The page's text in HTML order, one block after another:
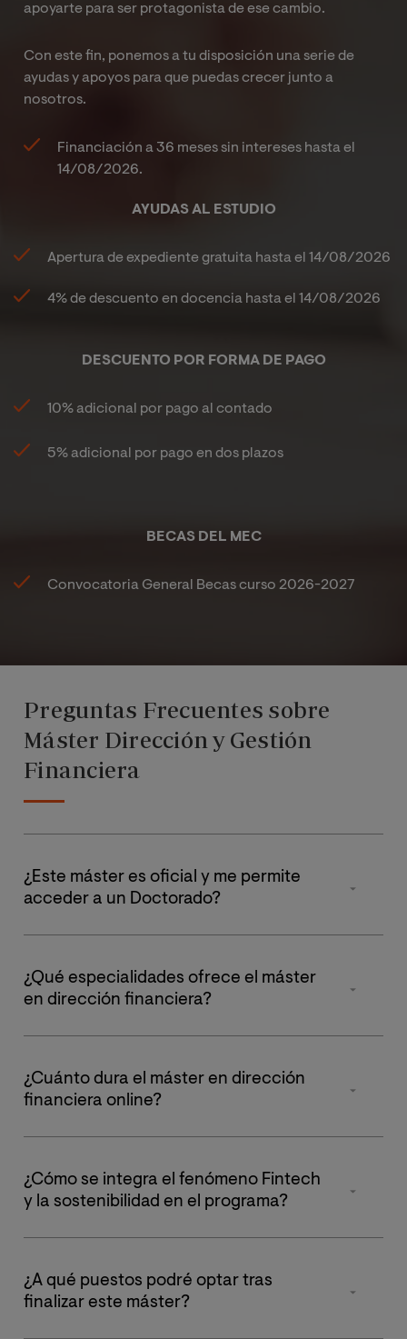
apoyarte para ser protagonista de ese cambio.
Con este fin, ponemos a tu disposición una serie de
ayudas y apoyos para que puedas crecer junto a
nosotros.
Financiación a 36 meses sin intereses hasta el
14/08/2026.
AYUDAS AL ESTUDIO
Apertura de expediente gratuita hasta el 14/08/2026
4%de descuento en docencia hasta el 14/08/2026
DESCUENTO POR FORMA DE PAGO
10% adicional por pago al contado
5% adicional por pago en dos plazos
BECAS DEL MEC
Convocatoria General Becas curso 2026-2027
Preguntas Frecuentes sobre
Máster Dirección y Gestión
Financiera
¿Este máster es oficial y me permite
acceder a un Doctorado?
cumple con los requisitos establecidos por el Espacio
Europeo de Educación Superior (EEES). Al ser un título
concursos de la administración pública y otorga el
¿Qué especialidades ofrece el máster
en dirección financiera?
más actuales del sector financiero mediante sus
menciones oficiales:
Finanzas Sostenibles: Enfocada en la inversión
gobernanza).
¿Cuánto dura el máster en dirección
financiera online?
una duración de un curso académico, equivalente a 60
créditos ECTS.
¿Cómo se integra el fenómeno Fintech
y la sostenibilidad en el programa?
corporativas clásicas, sino que incluye módulos
específicos sobre Fintech y Transformación Digital en
Sostenible y ESG (Criterios Ambientales, Sociales y de
¿A qué puestos podré optar tras
finalizar este máster?